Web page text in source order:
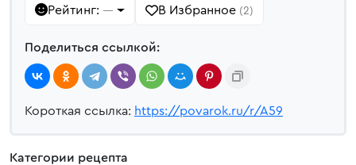
Рейтинг: — В Избранное (2)
Поделиться ссылкой:
Короткая ссылка: https://povarok.ru/r/A59
Категории рецепта